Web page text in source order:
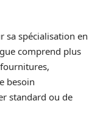
sa spécialisation en
comprend plus
besoin
standard ou de